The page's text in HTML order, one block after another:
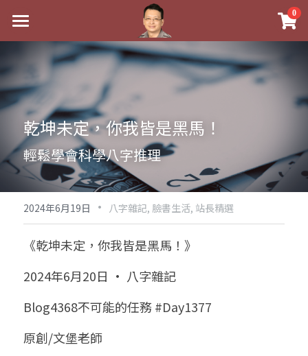
0
最新消息
關於我
實體經營
祖傳命理
手工印鑑
課程介紹
五行八字學
後天派陽宅
Blog
黃金會員專區
八字雜記
心靈成長
人氣最高
站長精選
試閱專區
Podcast聽書
團隊訓練營
八字視頻
陽宅視頻
線上學苑
八字初階班1
八字初階班2
八字進階班
命理商城
八字完整班
《十神高階實戰錄》完整典藏版
我的著作
科學八字推理1
與我預約
乾坤未定，你我皆是黑馬！
輕鬆學會科學八字推理
2024年6月19日 · 八字雜記, 臉書生活, 站長精選
《乾坤未定，你我皆是黑馬！》
2024年6月20日 · 八字雜記
Blog4368不可能的任務 #Day1377
原創/文堡老師
×
商品分類
八字線上完整班
科學八字推理PDF
《十神高階實戰錄》完整典藏版
1美元超值PDF